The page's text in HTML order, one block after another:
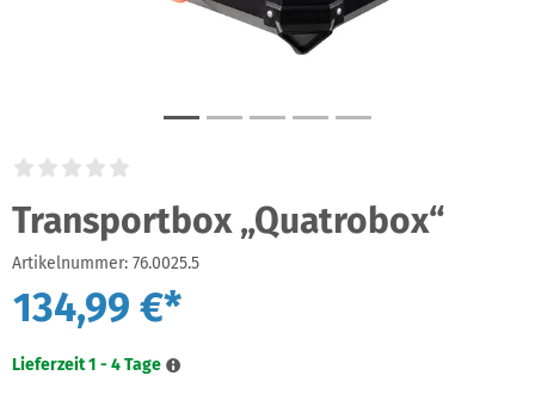
Transportbox „Quatrobox“
Artikelnummer: 76.0025.5
134,99 €*
Lieferzeit 1 - 4 Tage